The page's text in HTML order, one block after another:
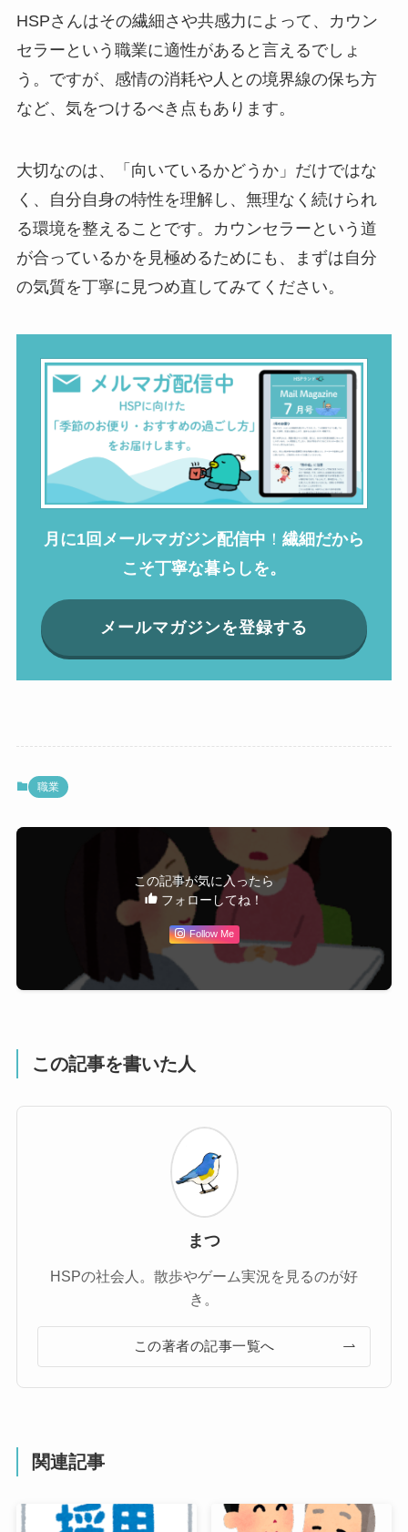
HSPさんはその繊細さや共感力によって、カウン
セラーという職業に適性があると言えるでしょ
う。ですが、感情の消耗や人との境界線の保ち方
など、気をつけるべき点もあります。
大切なのは、「向いているかどうか」だけではな
く、自分自身の特性を理解し、無理なく続けられ
る環境を整えることです。カウンセラーという道
が合っているかを見極めるためにも、まずは自分
の気質を丁寧に見つめ直してみてください。
月に1回メールマガジン配信中 ！ 繊細だから
こそ丁寧な暮らしを。
メールマガジンを登録する
職業
この記事が気に入ったら
フォローしてね！
Follow Me
この記事を書いた人
まつ
HSPの社会人。散歩やゲーム実況を見るのが好
き。
この著者の記事一覧へ
関連記事